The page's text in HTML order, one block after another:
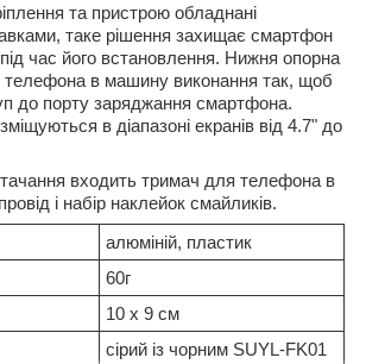
та пристрою обладнані
таке рішення захищає смартфон
час його встановлення. Нижня опорна
телефона в машину виконання так, щоб
до порту заряджання смартфона.
в діапазоні екранів від 4.7" до
входить тримач для телефона в
і набір наклейок смайликів.
алюміній, пластик
60г
10 х 9 см
сірий із чорним SUYL-FK01